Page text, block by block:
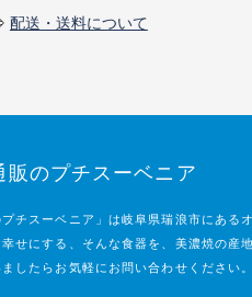
配送・送料について
販のプチスーベニア
プチスーベニア」は岐阜県瑞浪市にある
せにする、そんな食器を、美濃焼の産
したらお気軽にお問い合わせください。